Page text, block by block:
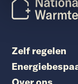
Zelf regelen